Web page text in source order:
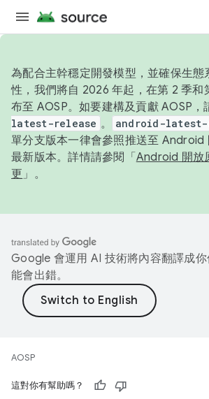
為配合主幹穩定開發模型，並確保生態
性，我們將自 2026 年起，在第 2 季和
布至 AOSP。如要建構及貢獻 AOSP，
latest-release 。 android-latest-
單分支版本一律會參照推送至 Android
最新版本。詳情請參閱「 Android 開放
更 」。
Google 會運用 AI 技術將內容翻譯成
能會出錯。
AOSP
這對你有幫助嗎？